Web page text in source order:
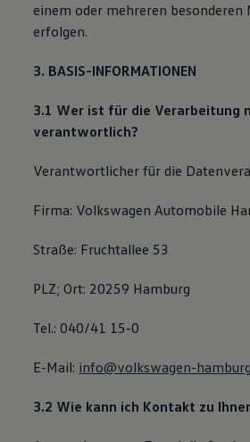
einem oder mehreren besonderen
erfolgen.
3. BASIS-INFORMATIONEN
3.1 Wer ist für die Verarbeitung
verantwortlich?
Verantwortlicher für die
Firma: Volkswagen Automobile
Straße: Fruchtallee 53
PLZ; Ort: 20259 Hamburg
Tel.: 040/41 15-0
E-Mail: info@volkswagen-
3.2 Wie kann ich Kontakt zu